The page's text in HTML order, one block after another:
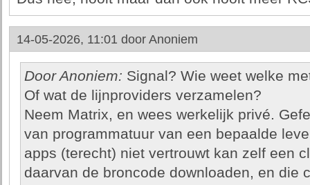
14-05-2026, 11:01 door Anoniem
Door Anoniem: Signal? Wie weet welke
Of wat de lijnproviders verzamelen?
Neem Matrix, en wees werkelijk privé.
van programmatuur van een bepaalde
apps (terecht) niet vertrouwt kan zelf een
daarvan de broncode downloaden, en die